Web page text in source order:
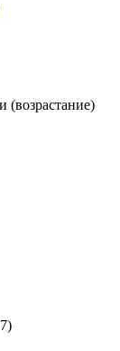
(возрастание)
)